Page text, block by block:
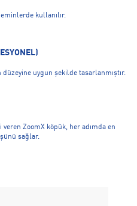
kullanılır.
uygun şekilde tasarlanmıştır.
veren ZoomX köpük, her adımda en
sağlar.